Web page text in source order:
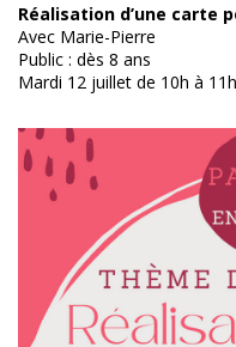
Réalisation d’une carte
Avec Marie-Pierre
Public : dès 8 ans
Mardi 12 juillet de 10h à